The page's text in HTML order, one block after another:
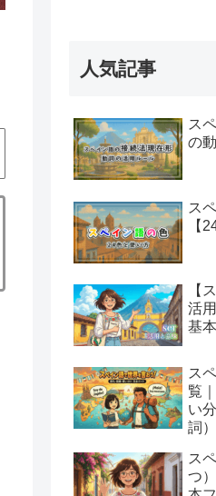
人気記事
ス
の
ス
【
【
活
基
ス
覧
い
詞）
ス
つ